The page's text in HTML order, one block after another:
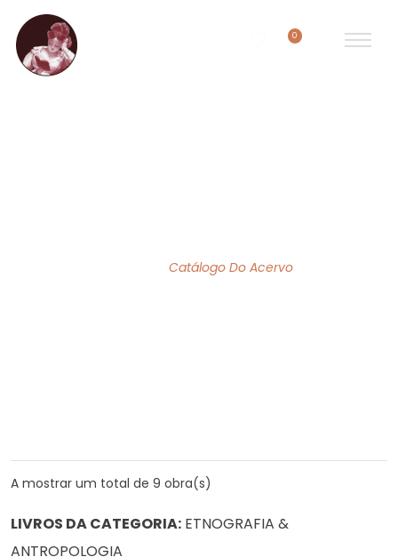
0
Catálogo Do Acervo
A mostrar um total de 9 obra(s)
LIVROS DA CATEGORIA: ETNOGRAFIA &
ANTROPOLOGIA